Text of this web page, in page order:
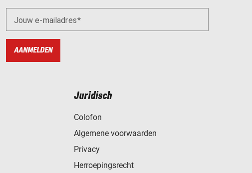
Jouw e-mailadres
AANMELDEN
Juridisch
Colofon
Algemene voorwaarden
Privacy
Herroepingsrecht